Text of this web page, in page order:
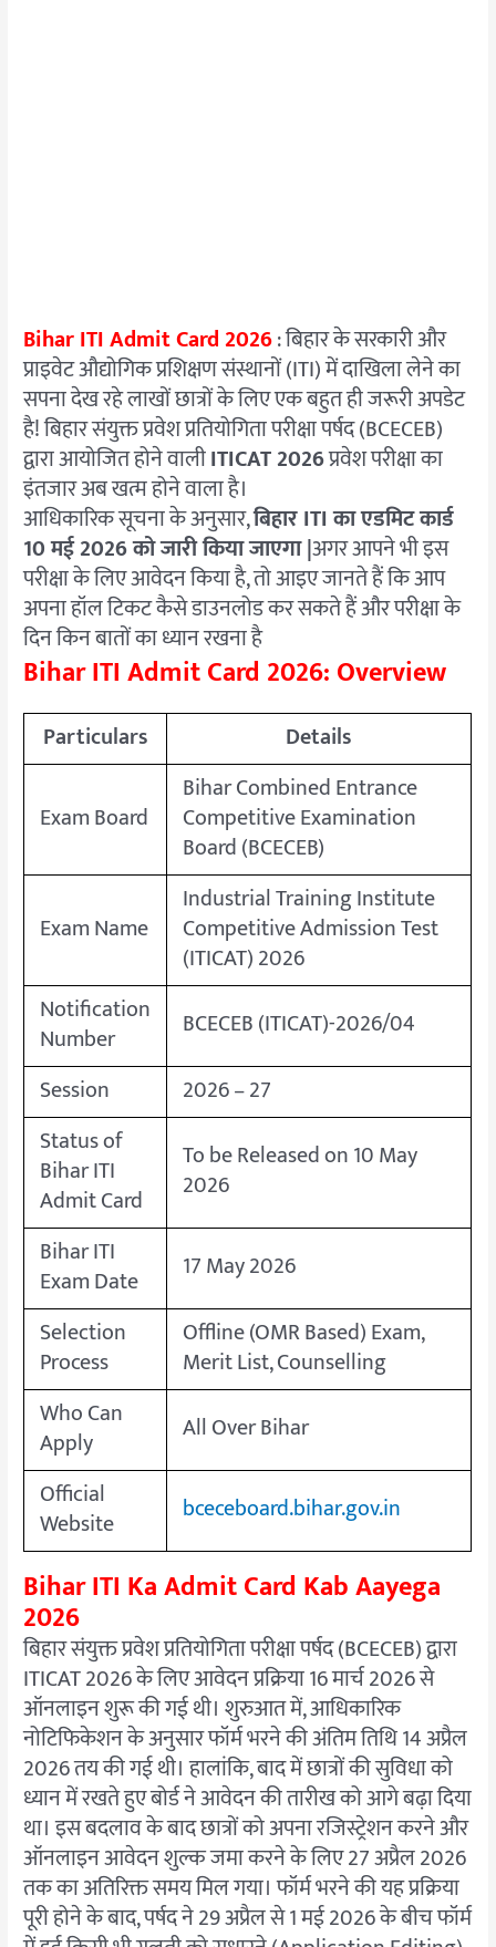
Bihar ITI Admit Card 2026: बिहार के सरकारी और
प्राइवेट औद्योगिक प्रशिक्षण संस्थानों (ITI) में दाखिला लेने का
सपना देख रहे लाखों छात्रों के लिए एक बहुत ही जरूरी अपडेट
है! बिहार संयुक्त प्रवेश प्रतियोगिता परीक्षा पर्षद (BCECEB)
द्वारा आयोजित होने वालीITICAT 2026प्रवेश परीक्षा का
इंतजार अब खत्म होने वाला है।
आधिकारिक सूचना के अनुसार,बिहार ITI का एडमिट कार्ड
10 मई 2026 को जारी किया जाएगा |अगर आपने भी इस
परीक्षा के लिए आवेदन किया है, तो आइए जानते हैं कि आप
अपना हॉल टिकट कैसे डाउनलोड कर सकते हैं और परीक्षा के
दिन किन बातों का ध्यान रखना है
Bihar ITI Admit Card 2026: Overview
Particulars Details
Exam Board
Bihar Combined Entrance
Competitive Examination
Board (BCECEB)
Exam Name
Industrial Training Institute
Competitive Admission Test
(ITICAT) 2026
Notification
Number
BCECEB (ITICAT)-2026/04
Session
2026 – 27
Status of
Bihar ITI
Admit Card
To be Released on 10 May
2026
Bihar ITI
Exam Date
17 May 2026
Selection
Process
Offline (OMR Based) Exam,
Merit List, Counselling
Who Can
Apply
All Over Bihar
Official
Website bceceboard.bihar.gov.in
Bihar ITI Ka Admit Card Kab Aayega
2026
बिहार संयुक्त प्रवेश प्रतियोगिता परीक्षा पर्षद (BCECEB) द्वारा
ITICAT 2026 के लिए आवेदन प्रक्रिया 16 मार्च 2026 से
ऑनलाइन शुरू की गई थी। शुरुआत में, आधिकारिक
नोटिफिकेशन के अनुसार फॉर्म भरने की अंतिम तिथि 14 अप्रैल
2026 तय की गई थी। हालांकि, बाद में छात्रों की सुविधा को
ध्यान में रखते हुए बोर्ड ने आवेदन की तारीख को आगे बढ़ा दिया
था। इस बदलाव के बाद छात्रों को अपना रजिस्ट्रेशन करने और
ऑनलाइन आवेदन शुल्क जमा करने के लिए 27 अप्रैल 2026
तक का अतिरिक्त समय मिल गया। फॉर्म भरने की यह प्रक्रिया
पूरी होने के बाद, पर्षद ने 29 अप्रैल से 1 मई 2026 के बीच फॉर्म